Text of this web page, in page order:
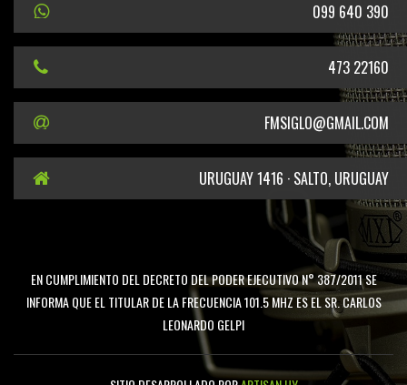
099 640 390
473 22160
FMSIGLO@GMAIL.COM
URUGUAY 1416 · SALTO, URUGUAY
EN CUMPLIMIENTO DEL DECRETO DEL PODER EJECUTIVO N° 387/2011 SE
INFORMA QUE EL TITULAR DE LA FRECUENCIA 101.5 MHZ ES EL SR. CARLOS
LEONARDO GELPI